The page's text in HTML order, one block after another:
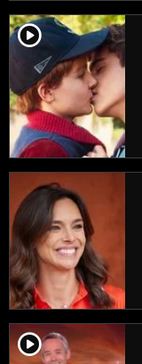
player2
player2